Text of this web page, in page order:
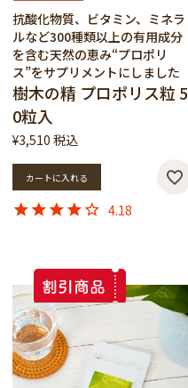
抗酸化物質、ビタミン、ミネラ
ルなど300種類以上の有用成分
を含む天然の恵み“プロポリ
ス”をサプリメントにしました
樹木の精 プロポリス粒 5
0粒入
¥3,510 税込
カートに入れる
4.18